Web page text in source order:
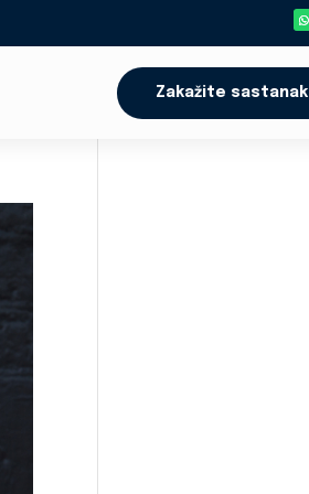
Zakažite sastanak